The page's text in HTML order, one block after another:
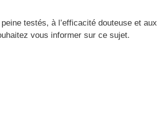
testés, à l’efficacité douteuse et aux
vous informer sur ce sujet.